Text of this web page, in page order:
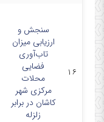
۱۶
سنجش و
ارزیابی میزان
تاب‌آوری
فضایی
محلات
مرکزی شهر
کاشان در برابر
زلزله